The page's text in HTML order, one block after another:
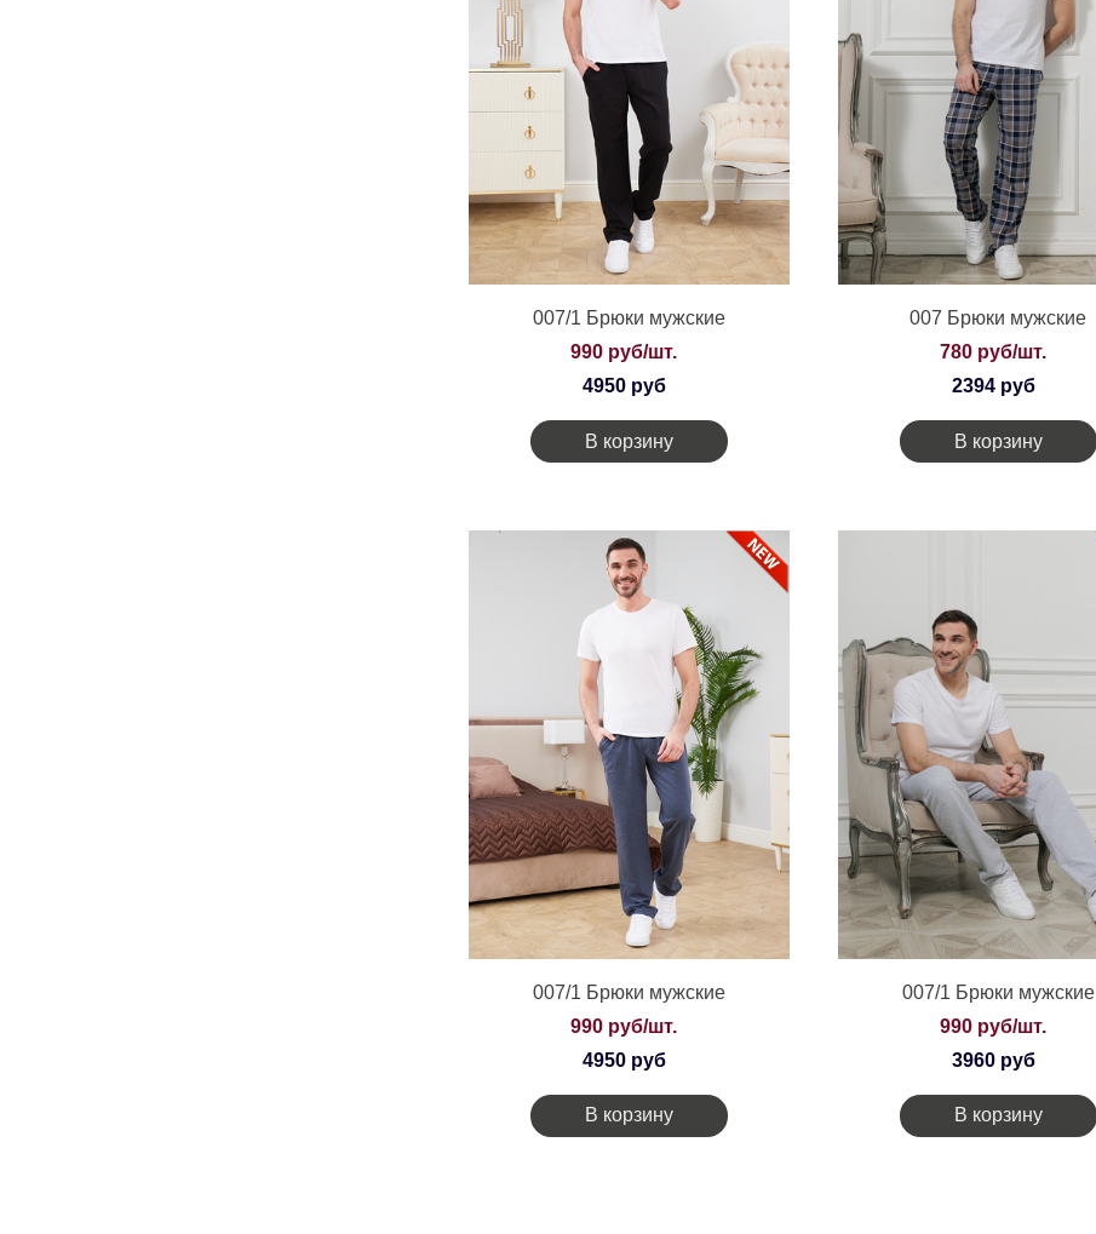
007/1 Брюки мужские
990 руб/шт.
4950 руб
В корзину
007 Брюки мужские
780 руб/шт.
2394 руб
В корзину
007/1 Брюки мужские
990 руб/шт.
4950 руб
В корзину
007/1 Брюки мужские
990 руб/шт.
3960 руб
В корзину